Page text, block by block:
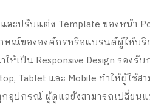
ะปรับแต่ง Template ของหน้า
ษณ์ขององค์กรหรือแบรนด์ผู้ให้บริ
ห้เป็น Responsive Design รองรั
Tablet และ Mobile ทำให้ผู้ใช้สา
อุปกรณ์ ผู้ดูแลยังสามารถเปลี่ยน